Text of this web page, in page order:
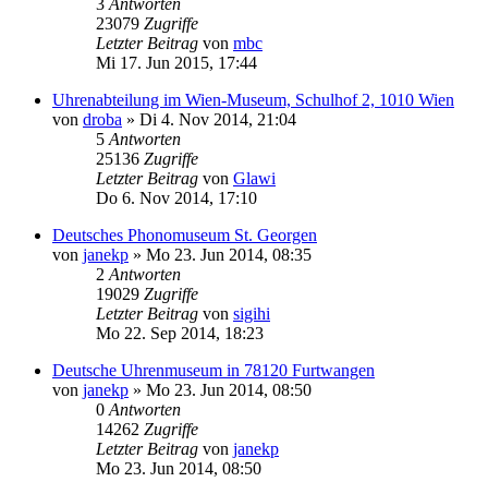
23079 Zugriffe
Letzter Beitrag von mbc
Mi 17. Jun 2015, 17:44
Uhrenabteilung im Wien-Museum, Schulhof 2, 1010 Wien
von droba » Di 4. Nov 2014, 21:04
5 Antworten
25136 Zugriffe
Letzter Beitrag von Glawi
Do 6. Nov 2014, 17:10
Deutsches Phonomuseum St. Georgen
von janekp » Mo 23. Jun 2014, 08:35
2 Antworten
19029 Zugriffe
Letzter Beitrag von sigihi
Mo 22. Sep 2014, 18:23
Deutsche Uhrenmuseum in 78120 Furtwangen
von janekp » Mo 23. Jun 2014, 08:50
0 Antworten
14262 Zugriffe
Letzter Beitrag von janekp
Mo 23. Jun 2014, 08:50